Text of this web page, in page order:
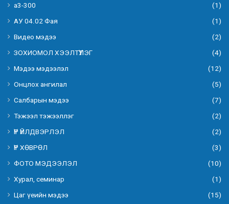
а3-300
(1)
АУ 04.02 Фая
(1)
Видео мэдээ
(2)
ЗОХИОМОЛ ХЭЭЛТҮҮЛЭГ
(4)
Мэдээ мэдээлэл
(12)
Онцлох ангилал
(5)
Салбарын мэдээ
(7)
Тэжээл тэжээллэг
(2)
ҮР ҮЙЛДВЭРЛЭЛ
(2)
ҮР ХӨВРӨЛ
(3)
ФОТО МЭДЭЭЛЭЛ
(10)
Хурал, семинар
(1)
Цаг үеийн мэдээ
(15)